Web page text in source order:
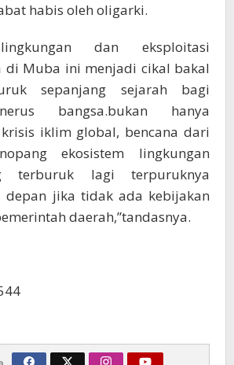
habis oleh oligarki.
dan eksploitasi
di Muba ini menjadi cikal bakal
sepanjang sejarah bagi
bangsa.bukan hanya
iklim global, bencana dari
ekosistem lingkungan
terburuk lagi terpuruknya
depan jika tidak ada kebijakan
daerah,”tandasnya.